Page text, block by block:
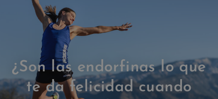
¿Son las endorfinas lo que
te da felicidad cuando